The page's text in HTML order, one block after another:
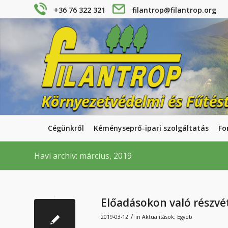
+36 76 322 321 filantrop@filantrop.org
Cégünkről Kéményseprő-ipari szolgáltatás
Havi archív: március, 2019
Előadásokon való
2019-03-12 / in Aktualitások, Egyéb